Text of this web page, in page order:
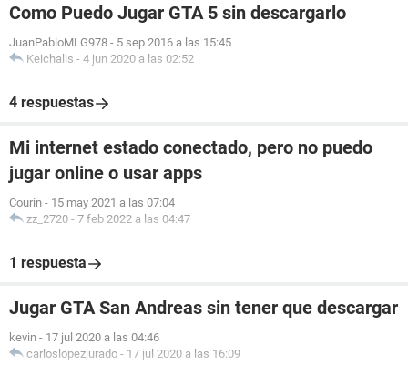
Como Puedo Jugar GTA 5 sin descargarlo
JuanPabloMLG978 - 5 sep 2016 a las 15:45
Keichalis - 4 jun 2020 a las 02:52
4 respuestas
Mi internet estado conectado, pero no puedo
jugar online o usar apps
Courin - 15 may 2021 a las 07:04
zz_2720 - 7 feb 2022 a las 04:47
1 respuesta
Jugar GTA San Andreas sin tener que descargar
kevin - 17 jul 2020 a las 04:46
carloslopezjurado - 17 jul 2020 a las 16:09